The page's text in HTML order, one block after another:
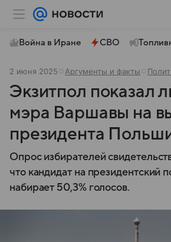
Война в Иране СВО
2 июня 2025 Аргументы и факты
Экзитпол показал
мэра Варшавы на
президента
Опрос избирателей
что кандидат на президентский
набирает 50,3% голосов.